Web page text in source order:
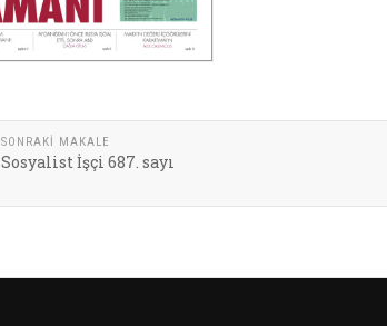
SONRAKI MAKALE
Sosyalist İşçi 687. sayı